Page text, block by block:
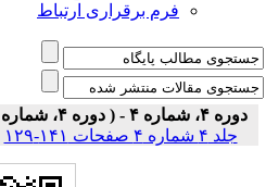
فرم برقراری ارتباط
دوره ۴، شماره ۴ - ( دوره ۴، شماره ۴ (پیاپی ۱۴) ۱۴۰۲ )
جلد ۴ شماره ۴ صفحات ۱۴۱-۱۲۹
|